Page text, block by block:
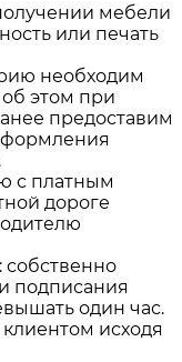
мебели
или печать
необходим
этом при
предоставим
с платным
дороге
подписания
один час.
исходя